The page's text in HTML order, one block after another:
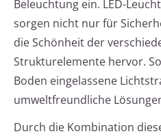
Beleuchtung ein. LED-
sorgen nicht nur für
die Schönheit der
Strukturelemente hervor.
Boden eingelassene
umweltfreundliche
Durch die Kombination